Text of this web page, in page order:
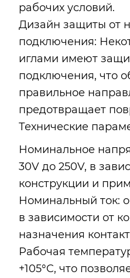
рабочих условий.
Дизайн защиты от
подключения:
иглами имеют
подключения, что
правильное
предотвращает
Технические
Номинальное
30V до 250V, в
конструкции и
Номинальный ток:
в зависимости от
назначения
Рабочая
+105°C, что